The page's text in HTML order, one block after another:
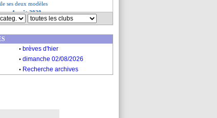
ses deux modèles
4 août 2020
3 août 2020
. brèves d'hier
. dimanche 02/08/2026
. Recherche archives